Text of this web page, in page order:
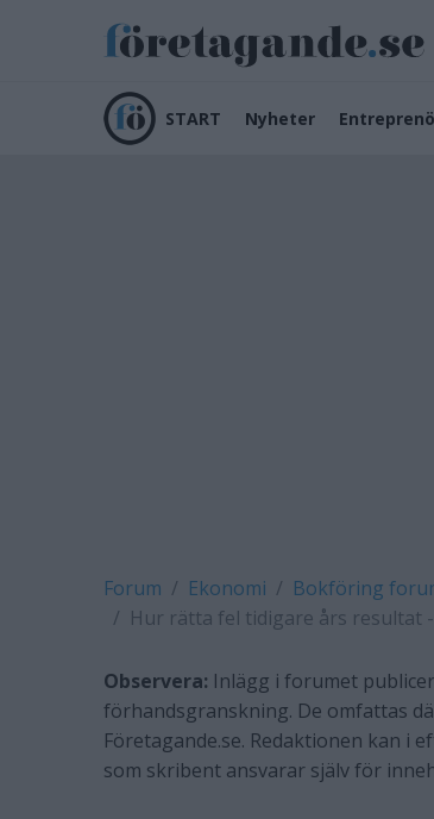
START Nyheter
Forum Ekonomi
Bokföring
Hur rätta fel tidigare års resultat
Observera: Inlägg i forumet
förhandsgranskning. De omfattas
Företagande.se. Redaktionen kan i
som skribent ansvarar själv för